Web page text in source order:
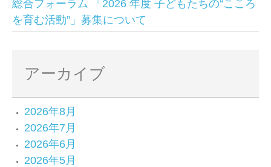
総合フォーラム 「2026 年度 子どもたちの“こころ
を育む活動”」募集について
アーカイブ
2026年8月
2026年7月
2026年6月
2026年5月